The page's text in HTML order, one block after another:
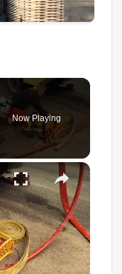
Now Playing
×